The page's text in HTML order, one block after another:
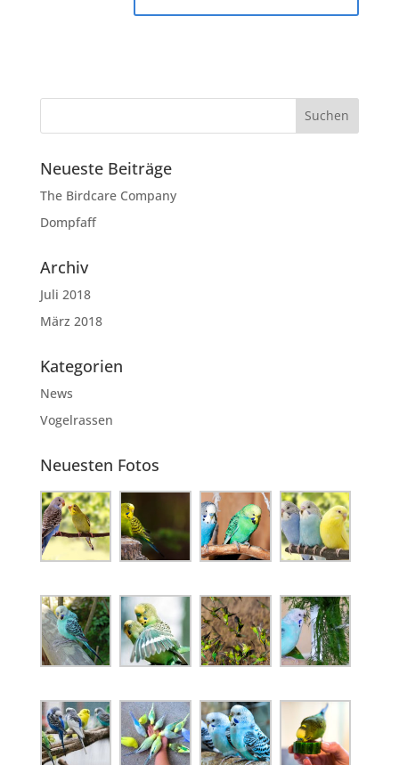
Neueste Beiträge
The Birdcare Company
Dompfaff
Archiv
Juli 2018
März 2018
Kategorien
News
Vogelrassen
Neuesten Fotos